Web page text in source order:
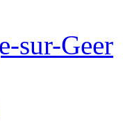
sur-Geer